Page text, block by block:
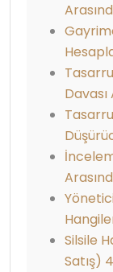
Silsile
Satış)